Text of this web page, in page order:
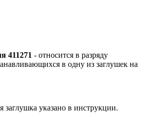
411271 - относится в разряду
в одну из заглушек на
заглушка указано в инструкции.